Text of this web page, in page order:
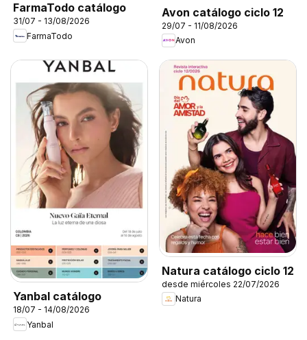
FarmaTodo catálogo
31/07 - 13/08/2026
FarmaTodo
Avon catálogo ciclo 12
29/07 - 11/08/2026
Avon
Yanbal catálogo
18/07 - 14/08/2026
Yanbal
Natura catálogo ciclo 12
desde miércoles 22/07/2026
Natura